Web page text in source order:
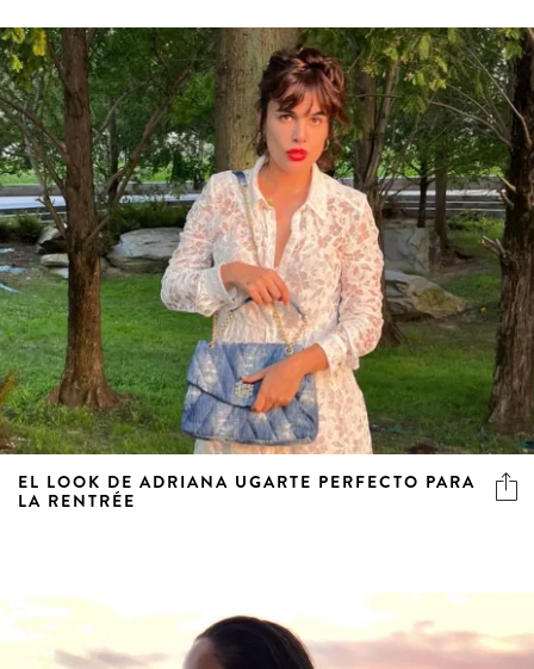
EL LOOK DE ADRIANA UGARTE PERFECTO PARA
LA RENTRÉE